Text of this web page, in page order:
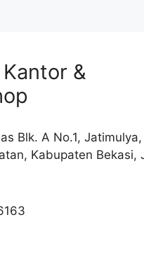
&
Blk. A No.1, Jatimulya,
Kabupaten Bekasi,